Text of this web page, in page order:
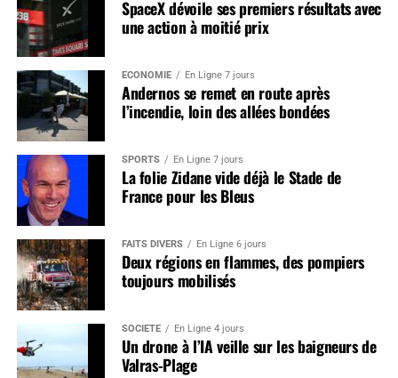
SpaceX dévoile ses premiers résultats avec
une action à moitié prix
ÉCONOMIE En Ligne 7 jours
Andernos se remet en route après
l’incendie, loin des allées bondées
SPORTS En Ligne 7 jours
La folie Zidane vide déjà le Stade de
France pour les Bleus
FAITS DIVERS En Ligne 6 jours
Deux régions en flammes, des pompiers
toujours mobilisés
SOCIÉTÉ En Ligne 4 jours
Un drone à l’IA veille sur les baigneurs de
Valras-Plage